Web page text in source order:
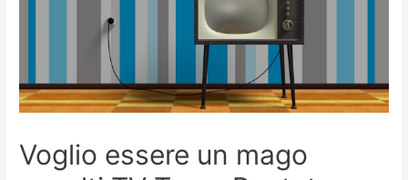
Voglio essere un mago